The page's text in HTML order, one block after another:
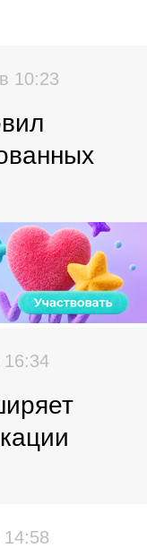
в 10:23
16:34
14:58